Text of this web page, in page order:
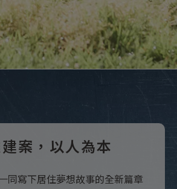
案，以人為本
同寫下居住夢想故事的全新篇章